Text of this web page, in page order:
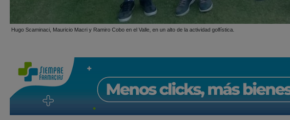
Mariano Parasuco junto al ex presidente Mauricio Macri.